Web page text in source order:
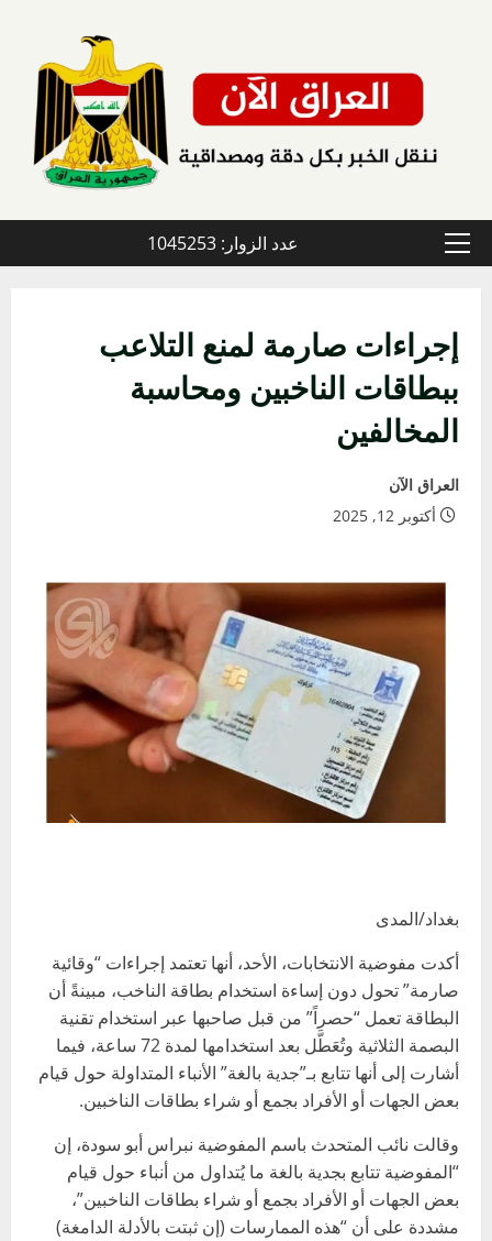
القائمة
عدد الزوار: 1045253
إجراءات صارمة لمنع التلاعب
ببطاقات الناخبين ومحاسبة
المخالفين
العراق الآن
أكتوبر 12, 2025
بغداد/المدى
أكدت مفوضية الانتخابات، الأحد، أنها تعتمد إجراءات “وقائية
صارمة” تحول دون إساءة استخدام بطاقة الناخب، مبينةً أن
البطاقة تعمل “حصراً” من قبل صاحبها عبر استخدام تقنية
البصمة الثلاثية وتُعَطَّل بعد استخدامها لمدة 72 ساعة، فيما
أشارت إلى أنها تتابع بـ”جدية بالغة” الأنباء المتداولة حول قيام
بعض الجهات أو الأفراد بجمع أو شراء بطاقات الناخبين.
وقالت نائب المتحدث باسم المفوضية نبراس أبو سودة، إن
“المفوضية تتابع بجدية بالغة ما يُتداول من أنباء حول قيام
بعض الجهات أو الأفراد بجمع أو شراء بطاقات الناخبين”،
مشددة على أن “هذه الممارسات (إن ثبتت بالأدلة الدامغة)